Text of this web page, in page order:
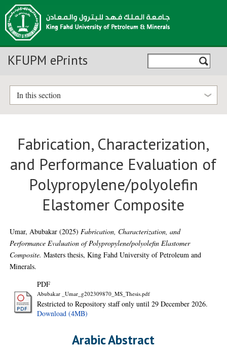
KFUPM ePrints
In this section
Fabrication, Characterization,
and Performance Evaluation of
Polypropylene/polyolefin
Elastomer Composite
Umar, Abubakar (2025)Fabrication, Characterization, and
Performance Evaluation of Polypropylene/polyolefin Elastomer
Composite. Masters thesis, King Fahd University of Petroleum and
Minerals.
PDF
Abubakar _Umar_g202309870_MS_Thesis.pdf
Restricted to Repository staff only until 29 December 2026.
Download (4MB)
Arabic Abstract